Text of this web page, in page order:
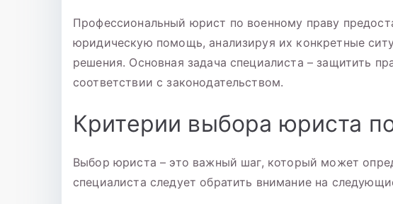
Профессиональный юрист по военному праву
юридическую помощь, анализируя их конкретные
решения. Основная задача специалиста – защитить
соответствии с законодательством.
Критерии выбора юриста
Выбор юриста – это важный шаг, который может
специалиста следует обратить внимание на